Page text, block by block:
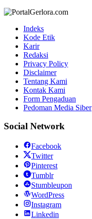
Indeks
Kode Etik
Karir
Redaksi
Privacy Policy
Disclaimer
Tentang Kami
Kontak Kami
Form Pengaduan
Pedoman Media Siber
Social Network
Facebook
Twitter
Pinterest
Tumblr
Stumbleupon
WordPress
Instagram
Linkedin